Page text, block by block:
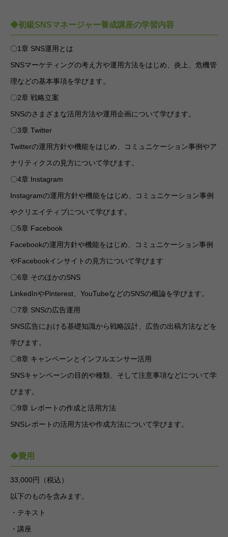
◆初級SNSマネージャー養成講座の学習内容
〇1章 SNS運用とは
SNSマーケティングの考え方や運用方法をはじめ、炎上、危機管
理などの基本事項を学びます。
〇2章 戦略立案
SNSのさまざまな活用方法や運用企画について学びます。
〇3章 Twitter
Twitterの運用方針や機能をはじめ、コミュニケーション事例やア
ナリティクスの見方について学びます。
〇4章 Instagram
Instagramの運用方針や機能をはじめ、コミュニケーション事例
やクリエイティブについて学びます。
〇5章 Facebook
Facebookの運用方針や機能をはじめ、コミュニケーション事例
やFacebookインサイトの見方について学びます
〇6章 そのほかのSNS
LinkedInやPinterest、YouTubeなどのSNSの概論を学びます。
〇7章 SNSの広告運用
SNS広告における基礎知識から戦略設計、広告の出稿方法などを
学びます。
〇8章 キャンペーンとインフルエンサー活用
SNSキャンペーンの目的や種類、そして注意事項などについて学
びます。
〇9章 レポートの作成と活用方法
SNSレポートの活用方法や作成方法について学びます。
◆費用
33,000円（税込）
以下のものを含みます。
・テキスト
・講座